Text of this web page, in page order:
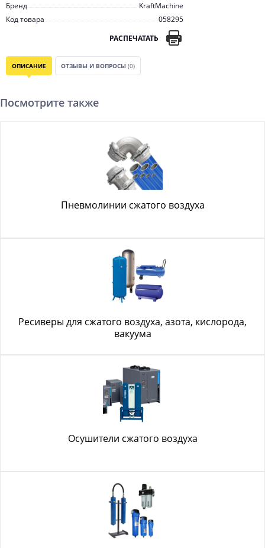
Бренд
KraftMachine
Код товара
058295
РАСПЕЧАТАТЬ
ОПИСАНИЕ ОТЗЫВЫ И ВОПРОСЫ (0)
Посмотрите также
Пневмолинии сжатого воздуха
Ресиверы для сжатого воздуха, азота, кислорода,
вакуума
Осушители сжатого воздуха